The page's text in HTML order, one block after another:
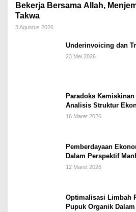
Bekerja Bersama Allah,
Takwa
3 Agustus 2026
Underinvoicing dan
23 Mei 2026
Paradoks
Analisis Struktur
Pemberdayaan
16 Maret 2026
Pemberdayaan
Dalam Perspektif
Untuk Penguatan
12 Maret 2026
Optimalisasi Limbah
Pupuk Organik